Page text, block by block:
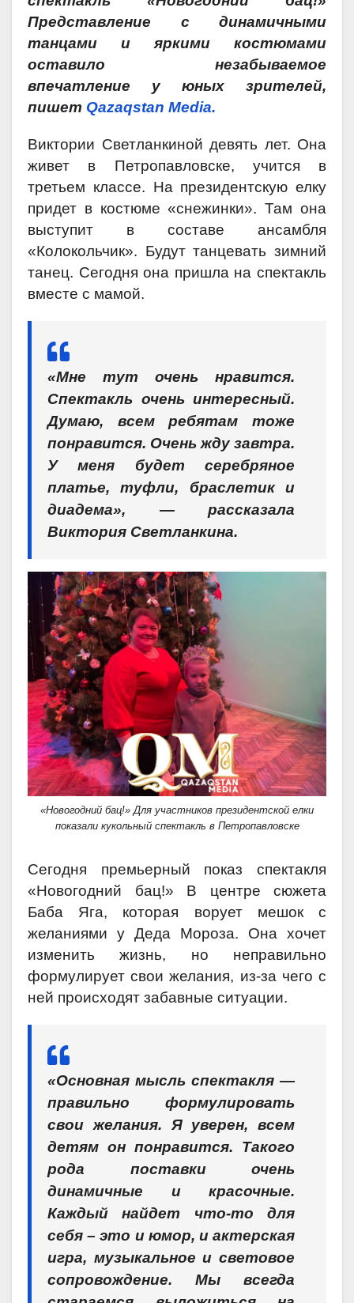
Представление с динамичными
танцами и яркими костюмами
оставило незабываемое
впечатление у юных зрителей,
пишет Qazaqstan Media.
Виктории Светланкиной девять лет. Она
живет в Петропавловске, учится в
третьем классе. На президентскую елку
придет в костюме «снежинки». Там она
выступит в составе ансамбля
«Колокольчик». Будут танцевать зимний
танец. Сегодня она пришла на спектакль
вместе с мамой.
«Мне тут очень нравится.
Спектакль очень интересный.
Думаю, всем ребятам тоже
понравится. Очень жду завтра.
У меня будет серебряное
платье, туфли, браслетик и
диадема», — рассказала
Виктория Светланкина.
«Новогодний бац!» Для участников президентской елки
показали кукольный спектакль в Петропавловске
Сегодня премьерный показ спектакля
«Новогодний бац!» В центре сюжета
Баба Яга, которая ворует мешок с
желаниями у Деда Мороза. Она хочет
изменить жизнь, но неправильно
формулирует свои желания, из-за чего с
ней происходят забавные ситуации.
«Основная мысль спектакля —
правильно формулировать
свои желания. Я уверен, всем
детям он понравится. Такого
рода поставки очень
динамичные и красочные.
Каждый найдет что-то для
себя – это и юмор, и актерская
игра, музыкальное и световое
сопровождение. Мы всегда